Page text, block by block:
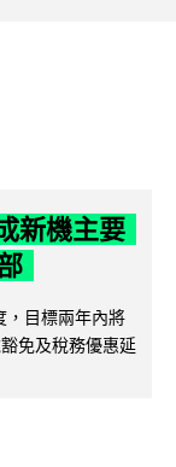
新機主要
目標兩年內將
免及稅務優惠延